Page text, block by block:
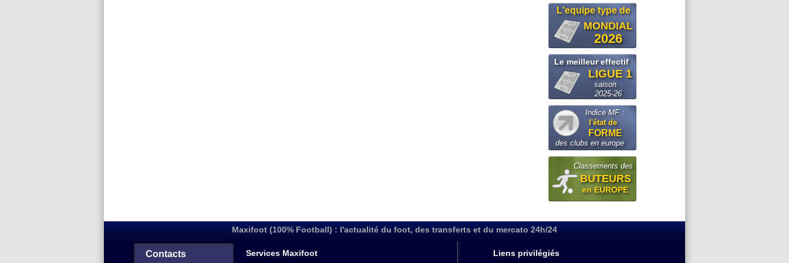
L'equipe type de
MONDIAL
2026
Le meilleur effectif
LIGUE 1
saison
2025-26
Indice MF :
l'état de
FORME
des clubs en europe
Classements des
BUTEURS
en EUROPE
Maxifoot (100% Football) : l'actualité du foot, des transferts et du mercato 24h/24
Contacts Services Maxifoot Liens privilégiés